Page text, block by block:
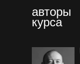
авторы
курса